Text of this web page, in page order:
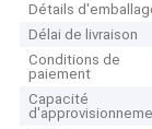
Détails
Délai de livraison
Conditions de
paiement
Capacité